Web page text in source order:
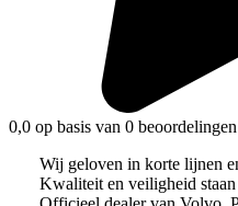
0,0 op basis van 0 beoordelingen
Wij geloven in korte lijnen
Kwaliteit en veiligheid